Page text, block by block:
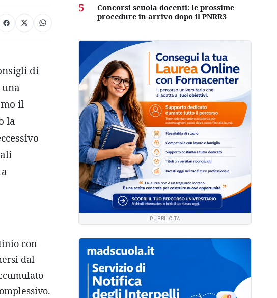
di
il
la
con
dal
5
Concorsi scuola docenti: le prossime
procedure in arrivo dopo il PNRR3
PUBBLICITÀ